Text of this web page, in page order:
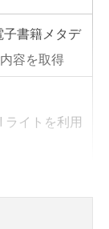
書籍メタデ
容を取得
ライトを利用